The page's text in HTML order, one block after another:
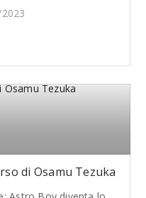
di Osamu Tezuka